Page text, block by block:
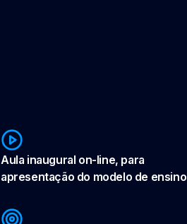
Aula inaugural on-line, para
apresentação do modelo de ensino